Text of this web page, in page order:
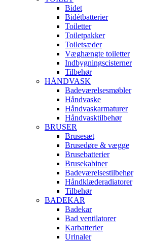
Bidet
Bidétbatterier
Toiletter
Toiletpakker
Toiletsæder
Væghængte toiletter
Indbygningscisterner
Tilbehør
HÅNDVASK
Badeværelsesmøbler
Håndvaske
Håndvaskarmaturer
Håndvasktilbehør
BRUSER
Brusesæt
Brusedøre & vægge
Brusebatterier
Brusekabiner
Badeværelsestilbehør
Håndklæderadiatorer
Tilbehør
BADEKAR
Badekar
Bad ventilatorer
Karbatterier
Urinaler